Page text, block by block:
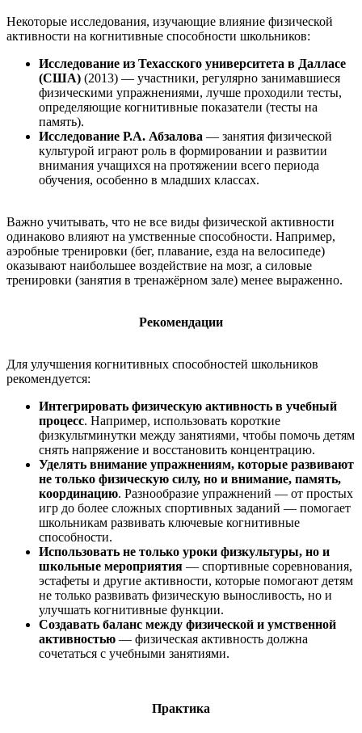
Некоторые исследования, изучающие влияние физической
активности на когнитивные способности школьников:
Исследование из Техасского университета в Далласе
(США) (2013) — участники, регулярно занимавшиеся
физическими упражнениями, лучше проходили тесты,
определяющие когнитивные показатели (тесты на
память).
Исследование Р.А. Абзалова — занятия физической
культурой играют роль в формировании и развитии
внимания учащихся на протяжении всего периода
обучения, особенно в младших классах.
Важно учитывать, что не все виды физической активности
одинаково влияют на умственные способности. Например,
аэробные тренировки (бег, плавание, езда на велосипеде)
оказывают наибольшее воздействие на мозг, а силовые
тренировки (занятия в тренажёрном зале) менее выраженно.
Рекомендации
Для улучшения когнитивных способностей школьников
рекомендуется:
Интегрировать физическую активность в учебный
процесс. Например, использовать короткие
физкультминутки между занятиями, чтобы помочь детям
снять напряжение и восстановить концентрацию.
Уделять внимание упражнениям, которые развивают
не только физическую силу, но и внимание, память,
координацию. Разнообразие упражнений — от простых
игр до более сложных спортивных заданий — помогает
школьникам развивать ключевые когнитивные
способности.
Использовать не только уроки физкультуры, но и
школьные мероприятия — спортивные соревнования,
эстафеты и другие активности, которые помогают детям
не только развивать физическую выносливость, но и
улучшать когнитивные функции.
Создавать баланс между физической и умственной
активностью — физическая активность должна
сочетаться с учебными занятиями.
Практика